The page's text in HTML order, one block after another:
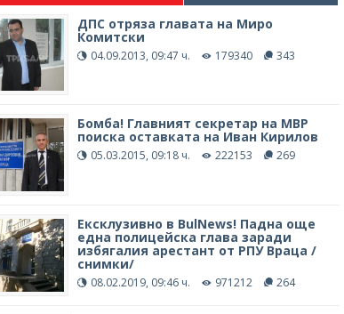
ДПС отряза главата на Миро
Комитски
04.09.2013, 09:47 ч. 179340 343
Бомба! Главният секретар на МВР
поиска оставката на Иван Кирилов
05.03.2015, 09:18 ч. 222153 269
Ексклузивно в BulNews! Падна още
една полицейска глава заради
избягалия арестант от РПУ Враца /
снимки/
08.02.2019, 09:46 ч. 971212 264